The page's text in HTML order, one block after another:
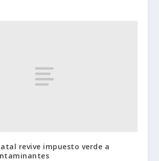
revive impuesto verde a